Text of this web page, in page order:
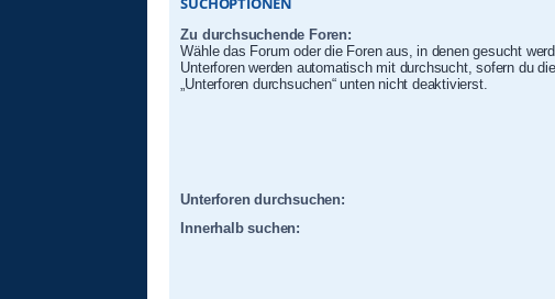
Zu durchsuchende Foren:
Wähle das Forum oder die Foren aus, in denen gesucht
Unterforen werden automatisch mit durchsucht, sofern du
„Unterforen durchsuchen“ unten nicht deaktivierst.
Unterforen durchsuchen:
Innerhalb suchen: